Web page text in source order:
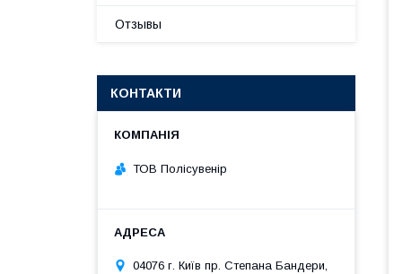
Отзывы
КОНТАКТИ
ТОВ Полісувенір
04076 г. Київ пр. Степана Бандери,